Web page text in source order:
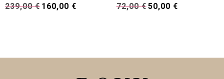
239,00€ Original
160,00 €
72,00€ Original
50,00 €Η